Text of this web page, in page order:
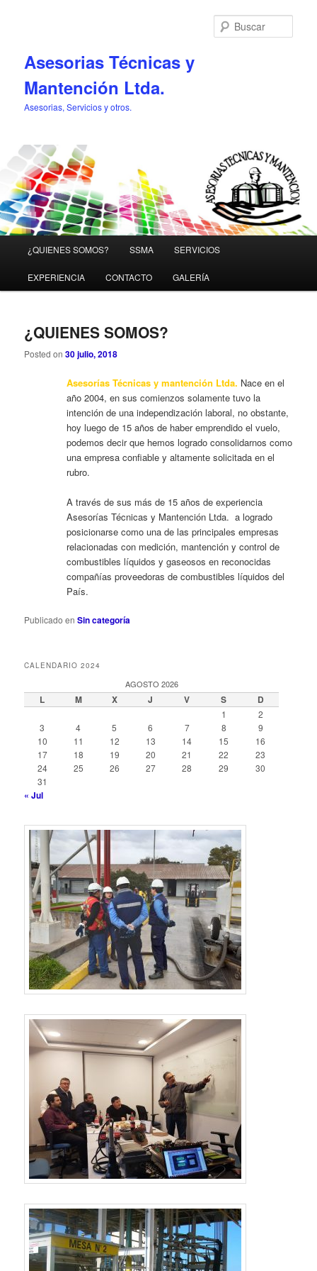
Asesorias Técnicas y
Mantención Ltda.
Asesorias, Servicios y otros.
principal
Ir
al
principal
Ir
al
secundario
¿QUIENES SOMOS? SSMA SERVICIOS
EXPERIENCIA CONTACTO GALERÍA
¿QUIENES SOMOS?
Posted on30 julio, 2018
Asesorías Técnicas y mantención Ltda. Nace en el
año 2004, en sus comienzos solamente tuvo la
intención de una independización laboral, no obstante,
hoy luego de 15 años de haber emprendido el vuelo,
podemos decir que hemos logrado consolidarnos como
una empresa confiable y altamente solicitada en el
rubro.
A través de sus más de 15 años de experiencia
Asesorías Técnicas y Mantención Ltda. a logrado
posicionarse como una de las principales empresas
relacionadas con medición, mantención y control de
combustibles líquidos y gaseosos en reconocidas
compañías proveedoras de combustibles líquidos del
País.
Publicado en Sin categoría
CALENDARIO 2024
AGOSTO 2026
L M X J V S D
1
2
3
4 5 6 7 8
9
10
11 12 13 14 15
16
17
18 19 20 21 22
23
24
25 26 27 28 29
30
31
« Jul